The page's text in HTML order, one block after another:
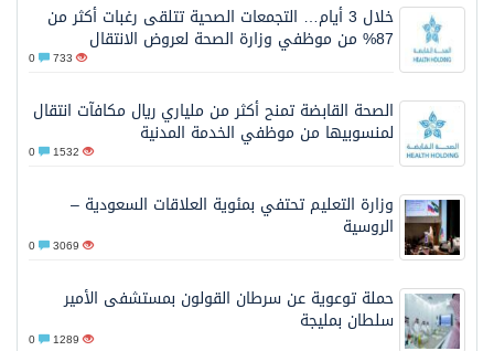
خلال 3 أيام… التجمعات الصحية تتلقى رغبات أكثر من
87% من موظفي وزارة الصحة لعروض الانتقال
733
الصحة القابضة تمنح أكثر من ملياري ريال مكافآت انتقال
لمنسوبيها من موظفي الخدمة المدنية
1532
وزارة التعليم تحتفي بمئوية العلاقات السعودية –
الروسية
3069
حملة توعوية عن سرطان القولون بمستشفى الأمير
سلطان بمليجة
1289